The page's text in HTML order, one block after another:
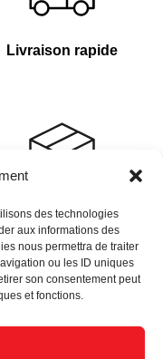
des technologies
aux informations des
nous permettra de traiter
ou les ID uniques
son consentement peut
et fonctions.
Livraison rapide
de 4 000 références
en stock